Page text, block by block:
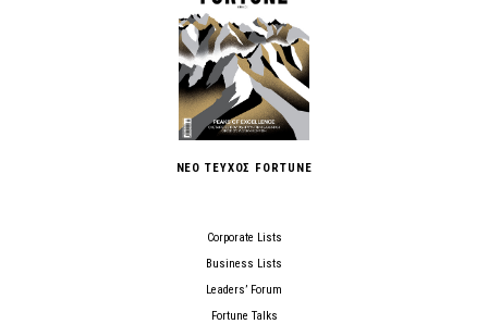
ΝΕΟ ΤΕΥΧΟΣ FORTUNE
Corporate Lists
Business Lists
Leaders’ Forum
Fortune Talks